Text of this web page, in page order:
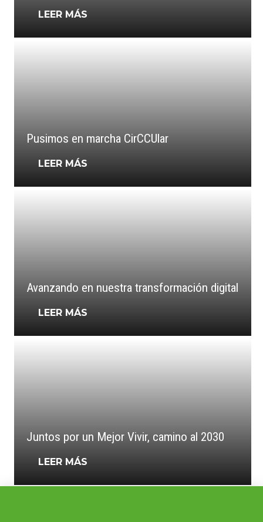
LEER MÁS
Pusimos en marcha CirCCUlar
LEER MÁS
Avanzando en nuestra transformación digital
LEER MÁS
Juntos por un Mejor Vivir, camino al 2030
LEER MÁS